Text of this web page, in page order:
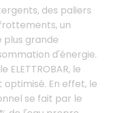
des paliers
un
plus grande
d'énergie.
le
En effet, le
se fait par le